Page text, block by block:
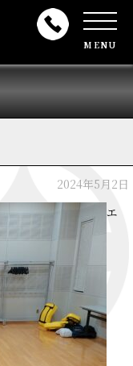
MENU
2024年5月2日
エ